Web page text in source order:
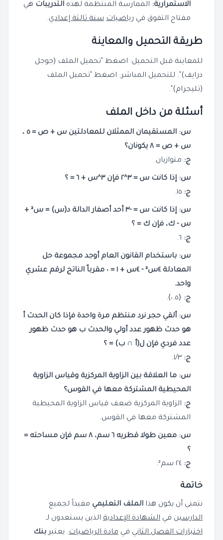
الاستمرارية: الممارسة المنتظمة لهذه التدريبات هي
مفتاح التفوق في رياضيات سنة ثالثة إعدادي.
طريقة التحميل والمعاينة
للمعاينة قبل التحميل: اضغط "تحميل الملف (جوجل
درايف)". للتحميل المباشر: اضغط "تحميل الملف
(تليجرام)".
أسئلة من داخل الملف
س: المستقيمان الممثلان للمعادلتين س + ص = ٥ ،
س + ص = ٨ يكونان؟
ج: متوازيان.
س: إذا كانت س = ٣^٢ فإن ٣^س + ٦ = ؟
ج:
س: إذا كانت س = -٣ أحد أصفار الدالة د(س) = س² +
س - ك، فإن ك = ؟
ج:
س: باستخدام القانون العام أوجد مجموعة حل
المعادلة ٤س² - ٤س + ١ = ٠ مقرباً الناتج لرقم عشري
واحد.
ج: {٠.٥}.
س: ألقي حجر نرد منتظم مرة واحدة فإذا كان الحدث أ
هو حدث ظهور عدد أولي والحدث ب هو حدث ظهور
عدد فردي فإن ل(أ ∩ ب) = ؟
ج:
س: ما العلاقة بين الزاوية المركزية وقياس الزاوية
المحيطية المشتركة معها في القوس؟
ج: الزاوية المركزية ضعف قياس الزاوية المحيطية
المشتركة معها في القوس.
س: معين طولا قطريه ٦ سم، ٨ سم فإن مساحته =
؟
ج:
خاتمة
نتمنى أن يكون هذا الملف التعليمي مفيداً لجميع
الدارسين في الشهادة الإعدادية الذين يستعدون لـ
اختبارات الفصل الثاني في مادة الرياضيات. يعتبربنك